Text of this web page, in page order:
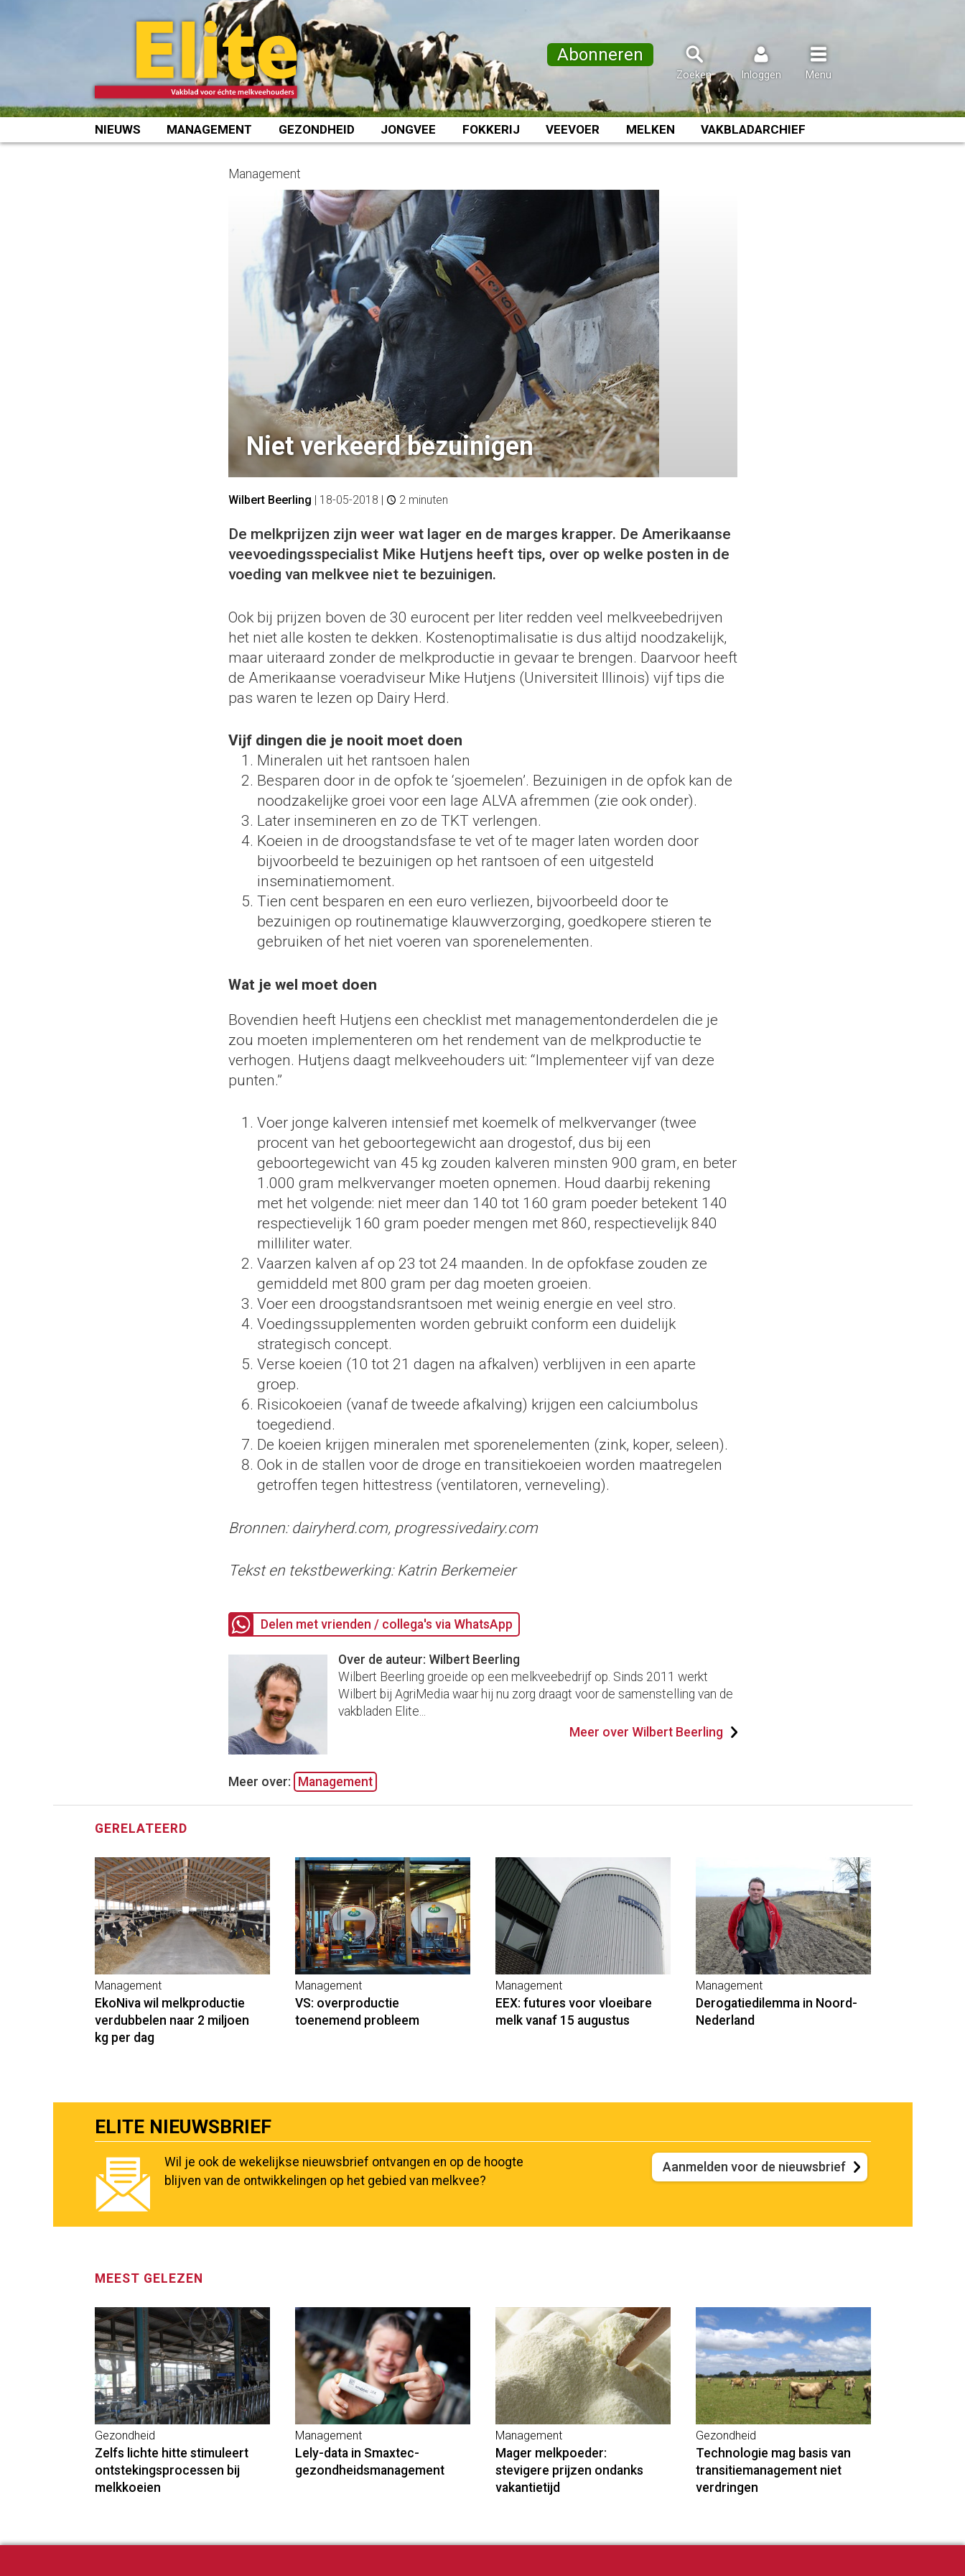
Abonneren
Zoeken Inloggen Menu
NIEUWS MANAGEMENT GEZONDHEID JONGVEE FOKKERIJ VEEVOER MELKEN VAKBLADARCHIEF
Management
Niet verkeerd bezuinigen
Wilbert Beerling | 18-05-2018 | 2 minuten
De melkprijzen zijn weer wat lager en de marges krapper. De Amerikaanse
veevoedingsspecialist Mike Hutjens heeft tips, over op welke posten in de
voeding van melkvee niet te bezuinigen.
Ook bij prijzen boven de 30 eurocent per liter redden veel melkveebedrijven
het niet alle kosten te dekken. Kostenoptimalisatie is dus altijd noodzakelijk,
maar uiteraard zonder de melkproductie in gevaar te brengen. Daarvoor heeft
de Amerikaanse voeradviseur Mike Hutjens (Universiteit Illinois) vijf tips die
pas waren te lezen op Dairy Herd.
Vijf dingen die je nooit moet doen
Mineralen uit het rantsoen halen
Besparen door in de opfok te ‘sjoemelen’. Bezuinigen in de opfok kan de
noodzakelijke groei voor een lage ALVA afremmen (zie ook onder).
Later insemineren en zo de TKT verlengen.
Koeien in de droogstandsfase te vet of te mager laten worden door
bijvoorbeeld te bezuinigen op het rantsoen of een uitgesteld
inseminatiemoment.
Tien cent besparen en een euro verliezen, bijvoorbeeld door te
bezuinigen op routinematige klauwverzorging, goedkopere stieren te
gebruiken of het niet voeren van sporenelementen.
Wat je wel moet doen
Bovendien heeft Hutjens een checklist met managementonderdelen die je
zou moeten implementeren om het rendement van de melkproductie te
verhogen. Hutjens daagt melkveehouders uit: “Implementeer vijf van deze
punten.”
Voer jonge kalveren intensief met koemelk of melkvervanger (twee
procent van het geboortegewicht aan drogestof, dus bij een
geboortegewicht van 45 kg zouden kalveren minsten 900 gram, en beter
1.000 gram melkvervanger moeten opnemen. Houd daarbij rekening
met het volgende: niet meer dan 140 tot 160 gram poeder betekent 140
respectievelijk 160 gram poeder mengen met 860, respectievelijk 840
milliliter water.
Vaarzen kalven af op 23 tot 24 maanden. In de opfokfase zouden ze
gemiddeld met 800 gram per dag moeten groeien.
Voer een droogstandsrantsoen met weinig energie en veel stro.
Voedingssupplementen worden gebruikt conform een duidelijk
strategisch concept.
Verse koeien (10 tot 21 dagen na afkalven) verblijven in een aparte
groep.
Risicokoeien (vanaf de tweede afkalving) krijgen een calciumbolus
toegediend.
De koeien krijgen mineralen met sporenelementen (zink, koper, seleen).
Ook in de stallen voor de droge en transitiekoeien worden maatregelen
getroffen tegen hittestress (ventilatoren, verneveling).
Bronnen: dairyherd.com, progressivedairy.com
Tekst en tekstbewerking: Katrin Berkemeier
Delen met vrienden / collega's via WhatsApp
Over de auteur: Wilbert Beerling
Wilbert Beerling groeide op een melkveebedrijf op. Sinds 2011 werkt
Wilbert bij AgriMedia waar hij nu zorg draagt voor de samenstelling van de
vakbladen Elite...
Meer over Wilbert Beerling
Meer over: Management
GERELATEERD
Management
EkoNiva wil melkproductie
verdubbelen naar 2 miljoen
kg per dag
Management
VS: overproductie
toenemend probleem
Management
EEX: futures voor vloeibare
melk vanaf 15 augustus
Management
Derogatiedilemma in Noord-
Nederland
ELITE NIEUWSBRIEF
Wil je ook de wekelijkse nieuwsbrief ontvangen en op de hoogte
blijven van de ontwikkelingen op het gebied van melkvee?
Aanmelden voor de nieuwsbrief
MEEST GELEZEN
Gezondheid
Zelfs lichte hitte stimuleert
ontstekingsprocessen bij
melkkoeien
Management
Lely-data in Smaxtec-
gezondheidsmanagement
Management
Mager melkpoeder:
stevigere prijzen ondanks
vakantietijd
Gezondheid
Technologie mag basis van
transitiemanagement niet
verdringen